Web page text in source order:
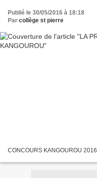
Publié le 30/05/2016 à 18:18
Par collège st pierre
CONCOURS KANGOUROU 2016